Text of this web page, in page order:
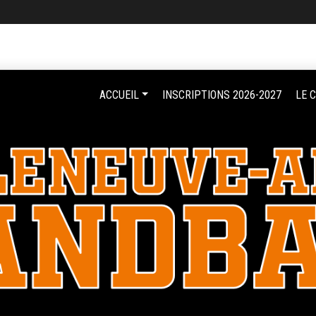
ACCUEIL INSCRIPTIONS 2026-2027 LE